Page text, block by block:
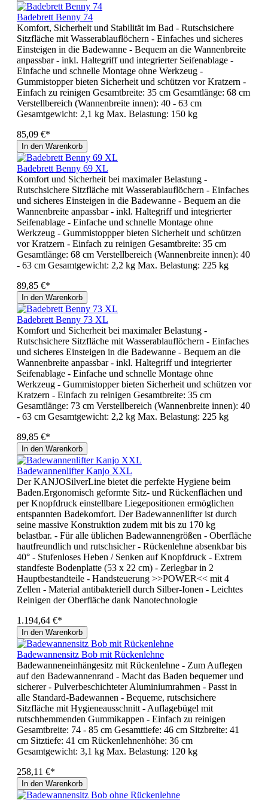
Badebrett Benny 74
Komfort, Sicherheit und Stabilität im Bad - Rutschsichere
Sitzfläche mit Wasserablauflöchern - Einfaches und sicheres
Einsteigen in die Badewanne - Bequem an die Wannenbreite
anpassbar - inkl. Haltegriff und integrierter Seifenablage -
Einfache und schnelle Montage ohne Werkzeug -
Gummistopper bieten Sicherheit und schützen vor Kratzern -
Einfach zu reinigen Gesamtbreite: 35 cm Gesamtlänge: 68 cm
Verstellbereich (Wannenbreite innen): 40 - 63 cm
Gesamtgewicht: 2,1 kg Max. Belastung: 150 kg
85,09 €*
In den Warenkorb
Badebrett Benny 69 XL
Komfort und Sicherheit bei maximaler Belastung -
Rutschsichere Sitzfläche mit Wasserablauflöchern - Einfaches
und sicheres Einsteigen in die Badewanne - Bequem an die
Wannenbreite anpassbar - inkl. Haltegriff und integrierter
Seifenablage - Einfache und schnelle Montage ohne
Werkzeug - Gummistoppper bieten Sicherheit und schützen
vor Kratzern - Einfach zu reinigen Gesamtbreite: 35 cm
Gesamtlänge: 68 cm Verstellbereich (Wannenbreite innen): 40
- 63 cm Gesamtgewicht: 2,2 kg Max. Belastung: 225 kg
89,85 €*
In den Warenkorb
Badebrett Benny 73 XL
Komfort und Sicherheit bei maximaler Belastung -
Rutschsichere Sitzfläche mit Wasserablauflöchern - Einfaches
und sicheres Einsteigen in die Badewanne - Bequem an die
Wannenbreite anpassbar - inkl. Haltegriff und integrierter
Seifenablage - Einfache und schnelle Montage ohne
Werkzeug - Gummistopper bieten Sicherheit und schützen vor
Kratzern - Einfach zu reinigen Gesamtbreite: 35 cm
Gesamtlänge: 73 cm Verstellbereich (Wannenbreite innen): 40
- 63 cm Gesamtgewicht: 2,2 kg Max. Belastung: 225 kg
89,85 €*
In den Warenkorb
Badewannenlifter Kanjo XXL
Der KANJOSilverLine bietet die perfekte Hygiene beim
Baden.Ergonomisch geformte Sitz- und Rückenflächen und
per Knopfdruck einstellbare Liegepositionen ermöglichen
entspannten Badekomfort. Der Badewannenlifter ist durch
seine massive Konstruktion zudem mit bis zu 170 kg
belastbar. - Für alle üblichen Badewannengrößen - Oberfläche
hautfreundlich und rutschsicher - Rückenlehne absenkbar bis
40° - Stufenloses Heben / Senken auf Knopfdruck - Extrem
standfeste Bodenplatte (53 x 22 cm) - Zerlegbar in 2
Hauptbestandteile - Handsteuerung >>POWER<< mit 4
Zellen - Material antibakteriell durch Silber-Ionen - Leichtes
Reinigen der Oberfläche dank Nanotechnologie
1.194,64 €*
In den Warenkorb
Badewannensitz Bob mit Rückenlehne
Badewanneneinhängesitz mit Rückenlehne - Zum Auflegen
auf den Badewannenrand - Macht das Baden bequemer und
sicherer - Pulverbeschichteter Aluminiumrahmen - Passt in
alle Standard-Badewannen - Bequeme, rutschsichere
Sitzfläche mit Hygieneausschnitt - Auflagebügel mit
rutschhemmenden Gummikappen - Einfach zu reinigen
Gesamtbreite: 74 - 85 cm Gesamttiefe: 46 cm Sitzbreite: 41
cm Sitztiefe: 41 cm Rückenlehnenhöhe: 36 cm
Gesamtgewicht: 3,1 kg Max. Belastung: 120 kg
258,11 €*
In den Warenkorb